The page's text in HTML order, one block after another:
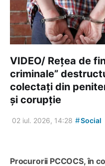
VIDEO/ Rețea de
criminale”
colectați din
și corupție
02 iul. 2026, 14:28 #Social
Procurorii PCCOCS, în